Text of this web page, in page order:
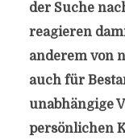
der Suche
reagieren
anderem von
auch für
unabhängige
persönlichen